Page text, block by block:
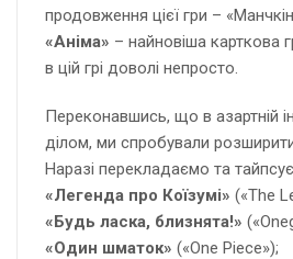
продовження цієї гри –
«Аніма» – найновіша карткова
в цій грі доволі непросто.
Переконавшись, що в азартній
ділом, ми спробували
Наразі перекладаємо та
«Легенда про Коїзумі» («The
«Будь ласка, близнята!»
«Один шматок» («One Piece»);